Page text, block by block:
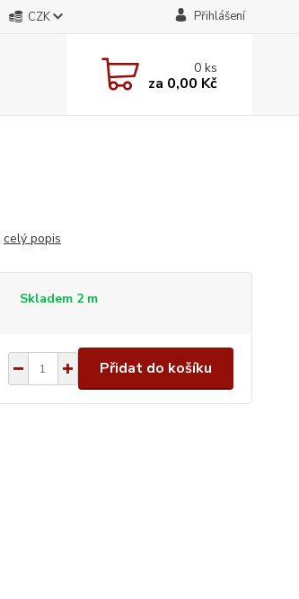
CZK Přihlášení
0ks
za 0,00 Kč
celý popis
Skladem 2 m
Přidat do košíku